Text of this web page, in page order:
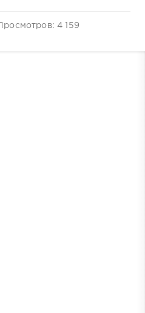
Просмотров: 4 159